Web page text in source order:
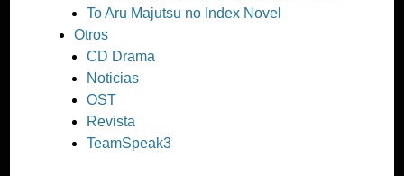
To Aru Majutsu no Index Novel
Otros
CD Drama
Noticias
OST
Revista
TeamSpeak3